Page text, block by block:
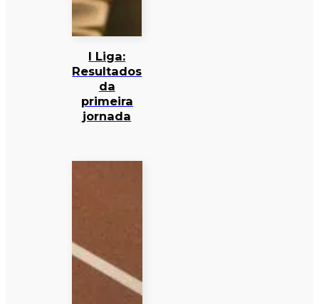
I Liga:
Resultados
da
primeira
jornada